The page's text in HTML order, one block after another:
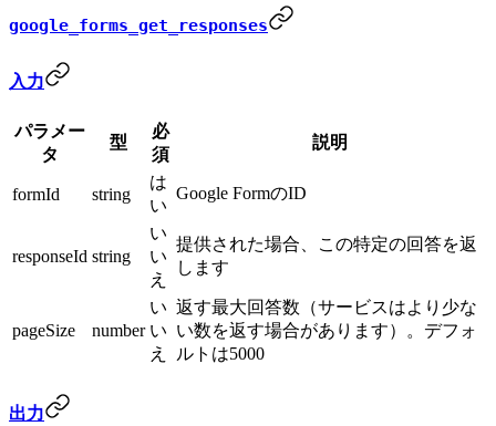
google_forms_get_responses
入力
パラメー
タ
型
必
須
説明
formId string
は
い
Google FormのID
responseId string
い
い
え
提供された場合、この特定の回答を返
します
pageSize number
い
い
え
返す最大回答数（サービスはより少な
い数を返す場合があります）。デフォ
ルトは5000
出力